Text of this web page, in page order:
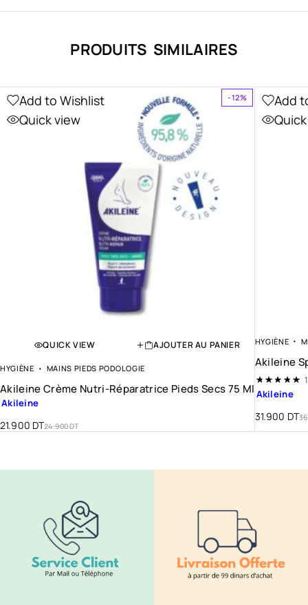
PRODUITS SIMILAIRES
-12%
Add to Wishlist
Quick view
QUICK VIEW AJOUTER AU PANIER
HYGIÈNE MAINS PIEDS PODOLOGIE
Akileine Crème Nutri-Réparatrice Pieds Secs 75 Ml
Akileine
24.900DT
21.900 DT
Add
HYGIÈNE
Akileine
1
Akileine
31.900 DT